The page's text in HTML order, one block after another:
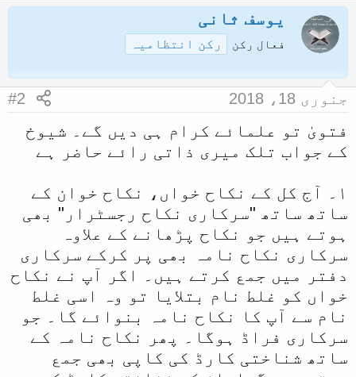
یوسف ثانی
فعال رکن رکن انتظامیہ
جنوری 18، 2018 #2
فتویٰ تو علمائے کرام ہی دیں گے۔ شیوخ
کے جواب تلک میری ذاتی رائے حاضر ہے
۱۔ آج کل کے نکاح خواں، نکاح خوان کے
ساتھ ساتھ "سرکاری نکاح رجسٹرار" بھی
ہوتے ہیں جو نکاح پڑھانے کے علاوہ
سرکاری نکاح نامہ بھی پر کرکے سرکاری
دفتر میں جمع کرتے ہیں۔ اگر آپ نے نکاح
خواں کو غلط نام بتلایا تو وہ اسی غلط
نام سے آپ کا نکاح نامہ بنوائے گا۔ جو
سرکاری فراڈ ہوگا۔ پھر نکاح نامہ کے
ساتھ شناختی کارڈ کی کاپی بھی جمع